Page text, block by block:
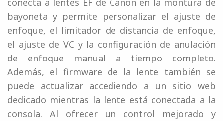
conecta a lentes EF de Canon en la montura de
bayoneta y permite personalizar el ajuste de
enfoque, el limitador de distancia de enfoque,
el ajuste de VC y la configuración de anulación
de enfoque manual a tiempo completo.
Además, el firmware de la lente también se
puede actualizar accediendo a un sitio web
dedicado mientras la lente está conectada a la
consola. Al ofrecer un control mejorado y